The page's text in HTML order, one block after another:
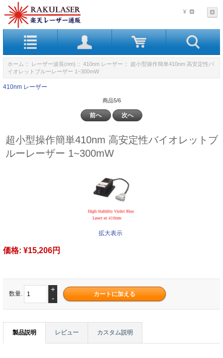
¥
ホーム :: レーザー波長(nm) :: 410nm レーザー :: 超小型操作簡単410nm 高安定性バ
イオレットブルーレーザー 1~300mW
410nm レーザー
商品5/6
前へ 次へ
超小型操作簡単410nm 高安定性バイオレットブ
ルーレーザー 1~300mW
拡大表示
価格: ¥15,206円
数量.
+
-
製品説明 レビュー カスタム説明